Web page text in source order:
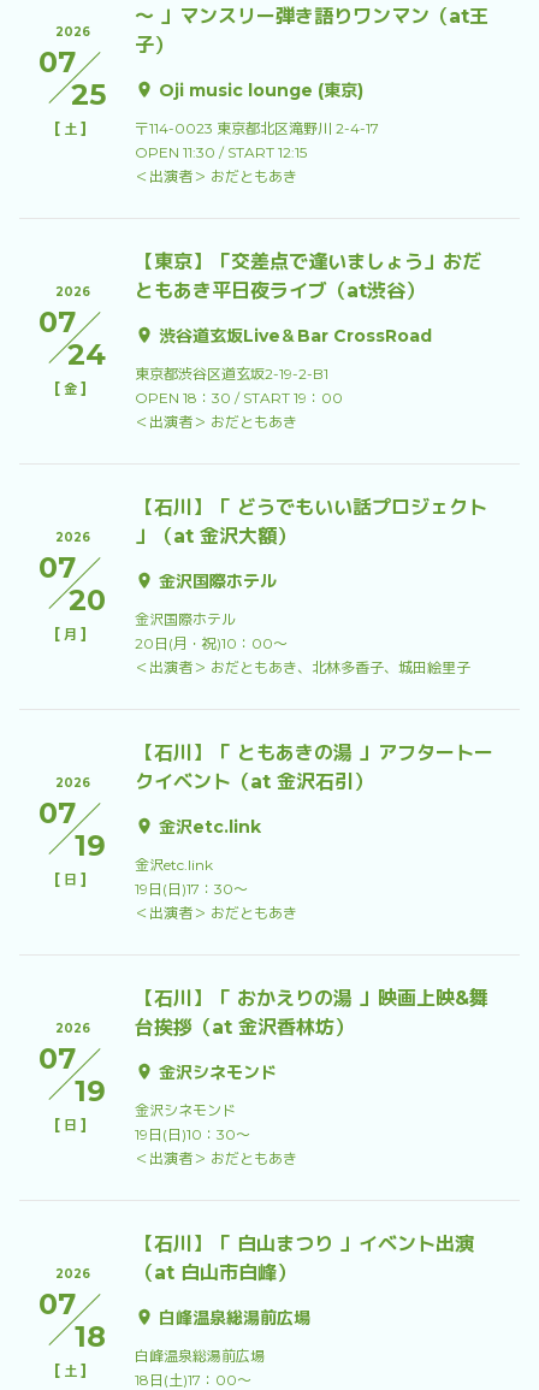
2026
07
25
[ 土]
〜 」マンスリー弾き語りワンマン（at王
子）
Oji music lounge (東京)
〒114-0023 東京都北区滝野川 2-4-17
OPEN 11:30 / START 12:15
＜出演者＞ おだともあき
2026
07
24
[ 金]
【東京】「交差点で逢いましょう」おだ
ともあき平日夜ライブ（at渋谷）
渋谷道玄坂Live＆Bar CrossRoad
東京都渋谷区道玄坂2-19-2-B1
OPEN 18：30 / START 19：00
＜出演者＞ おだともあき
2026
07
20
[ 月]
【石川】「 どうでもいい話プロジェクト
」（at 金沢大額）
金沢国際ホテル
金沢国際ホテル
20日(月・祝)10：00〜
＜出演者＞ おだともあき、北林多香子、城田絵里子
2026
07
19
[ 日]
【石川】「 ともあきの湯 」アフタートー
クイベント（at 金沢石引）
金沢etc.link
金沢etc.link
19日(日)17：30〜
＜出演者＞ おだともあき
2026
07
19
[ 日]
【石川】「 おかえりの湯 」映画上映&舞
台挨拶（at 金沢香林坊）
金沢シネモンド
金沢シネモンド
19日(日)10：30〜
＜出演者＞ おだともあき
2026
07
18
[ 土]
【石川】「 白山まつり 」イベント出演
（at 白山市白峰）
白峰温泉総湯前広場
白峰温泉総湯前広場
18日(土)17：00〜